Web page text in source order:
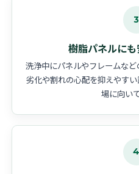
3
樹脂パネルに
洗浄中にパネルやフレームなど
劣化や割れの心配を抑えやす
場に向い
4